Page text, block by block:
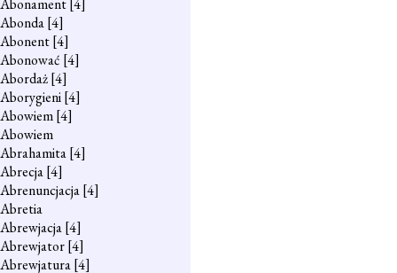
Abonament[4]
Abonda[4]
Abonent[4]
Abonować [4]
Abordaż[4]
Aborygieni[4]
Abowiem[4]
Abowiem
Abrahamita[4]
Abrecja[4]
Abrenuncjacja[4]
Abretia
Abrewjacja[4]
Abrewjator[4]
Abrewjatura[4]